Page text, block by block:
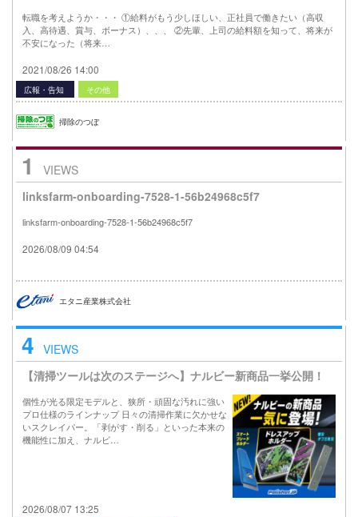
転職を考えようか・・・ ①給料がもう少しほしい、正社員で働きたい（高収
入、高待遇、賞与、ボーナス）、、、 ②先輩、上司の給料額を知って、将来が
不安になった（将来…
2021/08/26 14:00
広報・告知 その他
掃除のつぼ
1
VIEWS
linksfarm-onboarding-7528-1-56b24968c5f7
linksfarm-onboarding-7528-1-56b24968c5f7
2026/08/09 04:54
エタニ産業株式会社
4 VIEWS
【清掃ツールは次のステージへ】ナルビー新商品一挙公開！
個性が光る限定モデルと、狭所・頑固な汚れに強い
プロ仕様のラインナップ 日々の清掃作業に欠かせな
いスクレイパー。「剥がす・削る」といった本来の
機能性に加え、ナルビ…
2026/08/07 13:25